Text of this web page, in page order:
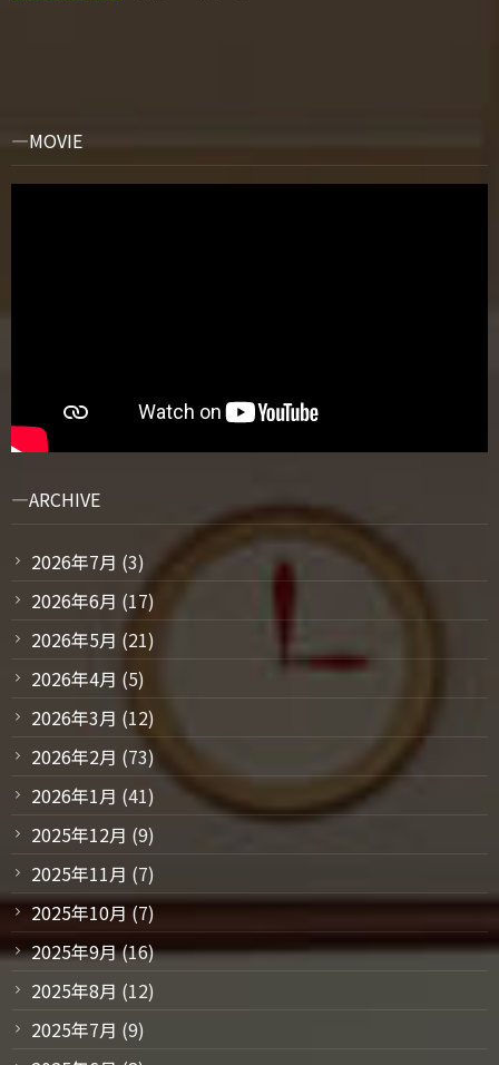
MOVIE
ARCHIVE
2026年7月 (3)
2026年6月 (17)
2026年5月 (21)
2026年4月 (5)
2026年3月 (12)
2026年2月 (73)
2026年1月 (41)
2025年12月 (9)
2025年11月 (7)
2025年10月 (7)
2025年9月(16)
2025年8月 (12)
2025年7月 (9)